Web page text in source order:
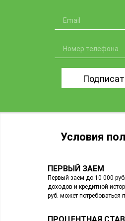
Условия
ПЕРВЫЙ ЗАЕМ
Первый заем до 10 000
доходов и кредитной
руб. может потребоваться